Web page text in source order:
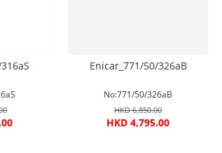
Enicar_771/50/326aB
No:771/50/326aB
HKD 6,850.00
HKD 4,795.00